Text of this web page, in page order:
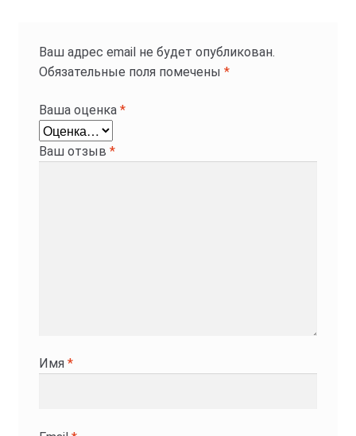
Ваш адрес email не будет опубликован.
Обязательные поля помечены *
Ваша оценка *
Ваш отзыв *
Имя *